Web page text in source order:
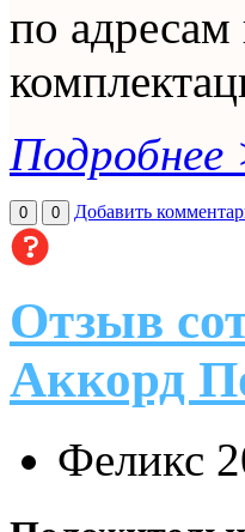
по адресам
Подробнее
0 0 Добавить
Отзыв
Аккорд
Феликс